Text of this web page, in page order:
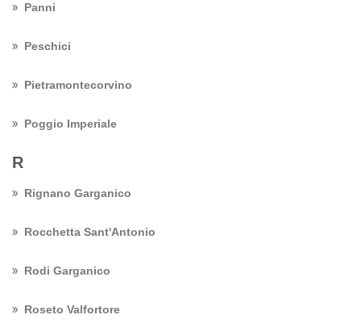
Panni
Peschici
Pietramontecorvino
Poggio Imperiale
R
Rignano Garganico
Rocchetta Sant'Antonio
Rodi Garganico
Roseto Valfortore